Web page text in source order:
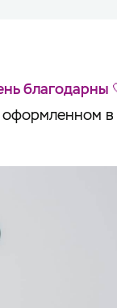
благодарны
оформленном в